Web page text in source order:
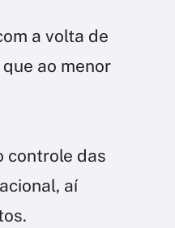
a volta de
ao menor
controle das
aí